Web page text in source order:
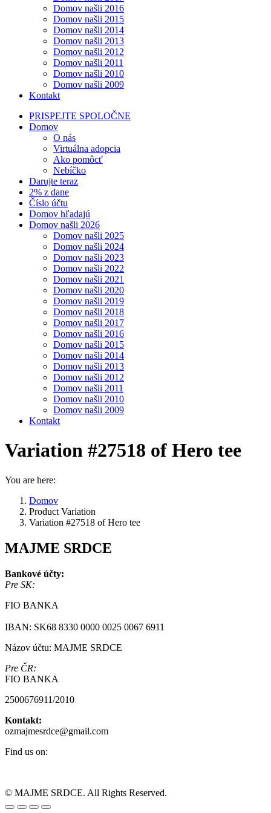
Domov našli 2016
Domov našli 2015
Domov našli 2014
Domov našli 2013
Domov našli 2012
Domov našli 2011
Domov našli 2010
Domov našli 2009
Kontakt
PRISPEJTE SPOLOČNE
Domov
O nás
Virtuálna adopcia
Ako pomôcť
Nebíčko
Darujte teraz
2% z dane
Číslo účtu
Domov hľadajú
Domov našli 2026
Domov našli 2025
Domov našli 2024
Domov našli 2023
Domov našli 2022
Domov našli 2021
Domov našli 2020
Domov našli 2019
Domov našli 2018
Domov našli 2017
Domov našli 2016
Domov našli 2015
Domov našli 2014
Domov našli 2013
Domov našli 2012
Domov našli 2011
Domov našli 2010
Domov našli 2009
Kontakt
Variation #27518 of Hero tee
You are here:
Domov
Product Variation
Variation #27518 of Hero tee
MAJME SRDCE
Bankové účty:
Pre SK:
FIO BANKA
IBAN: SK68 8330 0000 0025 0067 6911
Názov účtu: MAJME SRDCE
Pre ČR:
FIO BANKA
2500676911/2010
Kontakt:
ozmajmesrdce@gmail.com
Find us on:
opens
in
opens
in
© MAJME SRDCE. All Rights Reserved.
Go